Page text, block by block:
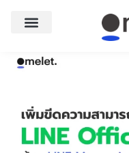
หยุดดูแลลูกค้าแบบเดิมๆ ด้ว
ช่วยที่ทำให้ธุรกิจสามารถดู